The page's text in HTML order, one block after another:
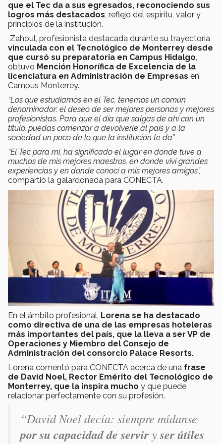
que el Tec da a sus egresados, reconociendo sus
logros más destacados , reflejo del espíritu, valor y
principios de la institución.
Zahoul, profesionista destacada durante su trayectoria
vinculada con el Tecnológico de Monterrey desde
que cursó su preparatoria en Campus Hidalgo
obtuvo Mención Honorífica de Excelencia de la
licenciatura en Administración de Empresas en
Campus Monterrey.
“Los que estudiamos en el Tec, tenemos un común
denominador: el deseo de ser mejores personas y mejores
profesionistas. Para que el día que salgas de ahí con un
título, puedas comenzar a devolverle al país y a la
sociedad un poco de lo que la institución te da”
“El Tec para mí, ha significado el lugar en donde tuve a
muchos de mis mejores maestros, en donde viví grandes
experiencias y en donde conocí a mis mejores amigos”,
compartió la galardonada para CONECTA.
En el ámbito profesional, Lorena se ha destacado
como directiva de una de las empresas hoteleras
más importantes del país, que la lleva a ser VP de
Operaciones y Miembro del Consejo de
Administración del consorcio Palace Resorts.
Lorena comentó para CONECTA acerca de una frase
de David Noel, Rector Emérito del Tecnológico de
Monterrey, que la inspira mucho y que puede
relacionar perfectamente con su profesión.
“David Noel decía: siempre mídanse
por su capacidad de serviryser útiles